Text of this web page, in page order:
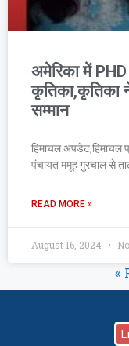
अमेरिका में
कृतिका,कृतिका
सम्मान
हिमाचल अपडेट,हिमाचल
पंचायत ममूह गुरचाल से
READ MORE »
August 16, 2024
«